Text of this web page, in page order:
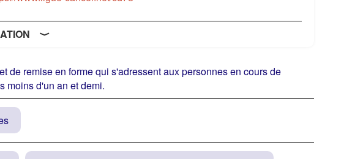
de remise en forme qui s'adressent aux personnes en cours de
moins d'un an et demi.